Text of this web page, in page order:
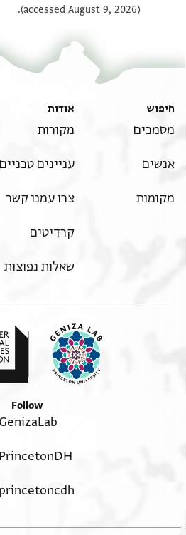
(accessed August 9, 2026).
חיפוש
מסמכים
אנשים
מקומות
אודות
מקורות
עניינים טכניים
צרו עמנו קשר
קרדיטים
שאלות נפוצות
Follow
GenizaLab
PrincetonDH
princetoncdh